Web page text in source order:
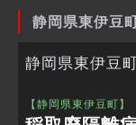
静岡県東伊豆
静岡県東伊豆
【静岡県東伊豆町】